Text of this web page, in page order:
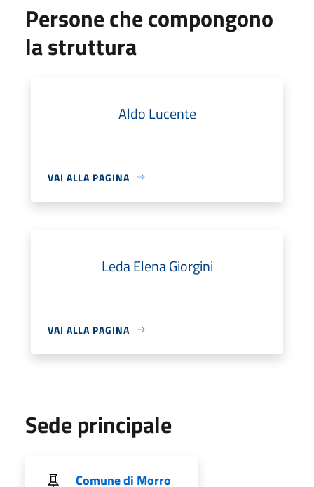
Persone che compongono
la struttura
Aldo Lucente
VAI ALLA PAGINA
Leda Elena Giorgini
VAI ALLA PAGINA
Sede principale
Comune di Morro